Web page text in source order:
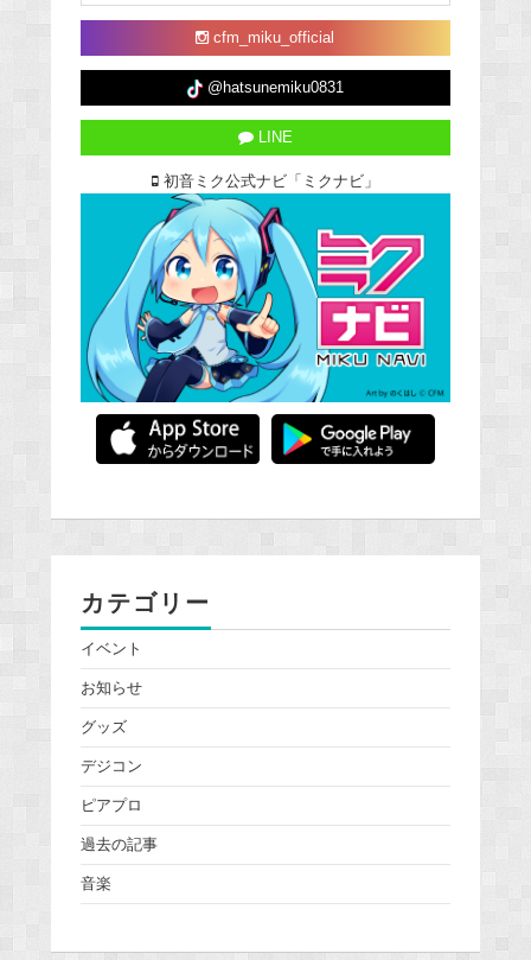
cfm_miku_official
@hatsunemiku0831
LINE
初音ミク公式ナビ「ミクナビ」
カテゴリー
イベント
お知らせ
グッズ
デジコン
ピアプロ
過去の記事
音楽